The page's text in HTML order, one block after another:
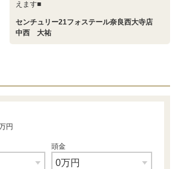
えます■
センチュリー21フォステール奈良西大寺店
中西 大祐
円
頭金